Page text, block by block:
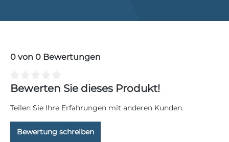
0 von 0 Bewertungen
Durchschnittliche Bewertung von 0 von 5 Sternen
Bewerten Sie dieses Produkt!
Teilen Sie Ihre Erfahrungen mit anderen Kunden.
Bewertung schreiben